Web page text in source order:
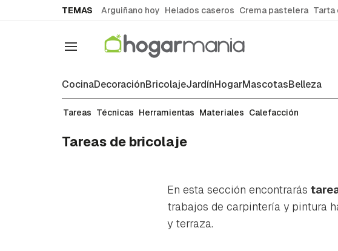
TEMAS Arguiñano hoy Helados caseros Crema pastelera Tarta
Navegación
CocinaDecoraciónBricolajeJardínHogarMascotasBelleza
Tareas Técnicas Herramientas Materiales Calefacción
Tareas de bricolaje
En esta sección encontrarás
trabajos de carpintería y pintura
y terraza.